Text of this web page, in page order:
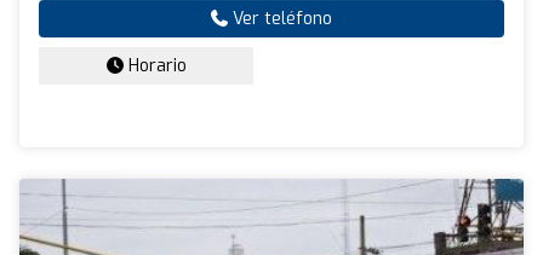
Ver teléfono
Horario